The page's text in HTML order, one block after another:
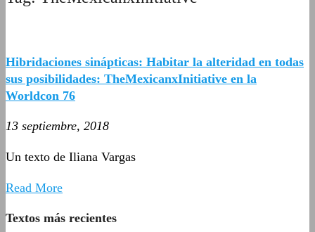
Hibridaciones sinápticas: Habitar la alteridad en todas
sus posibilidades: TheMexicanxInitiative en la
Worldcon 76
13 septiembre, 2018
Un texto de Iliana Vargas
Read More
Textos más recientes